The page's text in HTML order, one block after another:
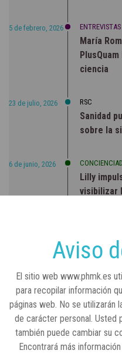
5 de febrero, 2026 ENTREVISTAS
María
ciencia
23 de julio, 2026 RSC
Sanidad
sobre la
6 de junio, 2026
Lilly
visibilizar
Real
Aviso
El sitio web www.phmk.es
para recopilar información
páginas web. No se utilizarán
de carácter personal. Usted
también puede cambiar su
Encontrará más